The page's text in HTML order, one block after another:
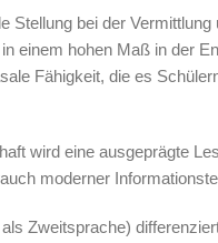
bei der
einem hohen Maß in der
Fähigkeit, die es
wird eine ausgeprägte
moderner
Zweitsprache)